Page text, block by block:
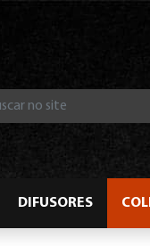
DIFUSORES